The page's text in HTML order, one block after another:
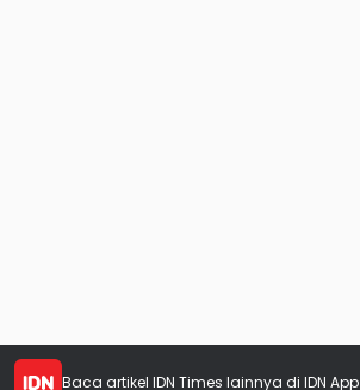
Baca artikel IDN Times lainnya di IDN App